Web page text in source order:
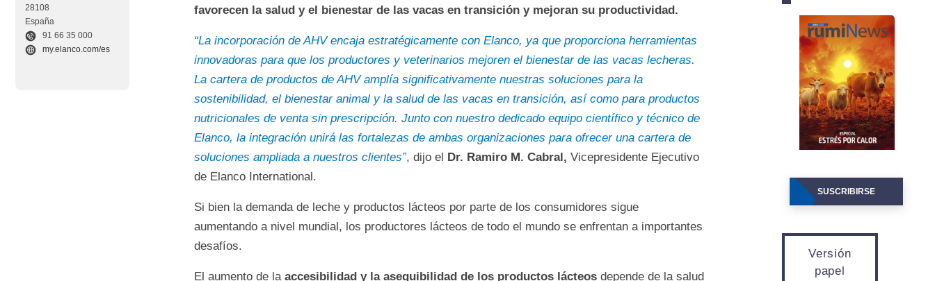
28108
España
91 66 35 000
my.elanco.com/es
favorecen la salud y el bienestar de las vacas en transición y mejoran su productividad.
“La incorporación de AHV encaja estratégicamente con Elanco, ya que proporciona herramientas
innovadoras para que los productores y veterinarios mejoren el bienestar de las vacas lecheras.
La cartera de productos de AHV amplía significativamente nuestras soluciones para la
sostenibilidad, el bienestar animal y la salud de las vacas en transición, así como para productos
nutricionales de venta sin prescripción. Junto con nuestro dedicado equipo científico y técnico de
Elanco, la integración unirá las fortalezas de ambas organizaciones para ofrecer una cartera de
soluciones ampliada a nuestros clientes”, dijo el Dr. Ramiro M. Cabral, Vicepresidente Ejecutivo
de Elanco International.
Si bien la demanda de leche y productos lácteos por parte de los consumidores sigue
aumentando a nivel mundial, los productores lácteos de todo el mundo se enfrentan a importantes
desafíos.
El aumento de la accesibilidad y la asequibilidad de los productos lácteosdepende de la salud
SUSCRIBIRSE
Versión
papel